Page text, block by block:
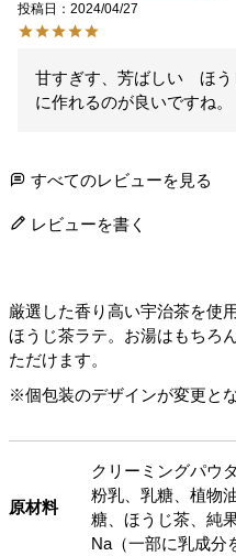
投稿日
2024/04/27
甘すぎす、芳ばしい　ほ
に作れるのが良いですね。
すべてのレビューを見る
レビューを書く
厳選した香り高い宇治茶を使
ほうじ茶ラテ。お湯はもちろ
ただけます。
※個包装のデザインが変更とな
原材料
クリーミングパウ
粉乳、乳糖、植物
糖、ほうじ茶、純
Na（一部に乳成分